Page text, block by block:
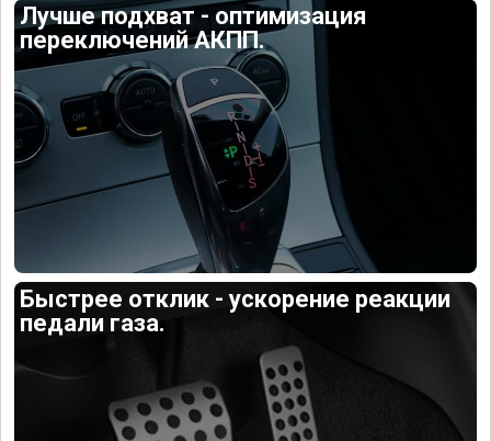
Лучше подхват - оптимизация
переключений АКПП.
Быстрее отклик - ускорение реакции
педали газа.